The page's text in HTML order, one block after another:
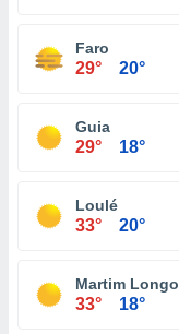
Faro
29° 20°
Guia
29° 18°
Loulé
33° 20°
Martim Longo
33° 18°